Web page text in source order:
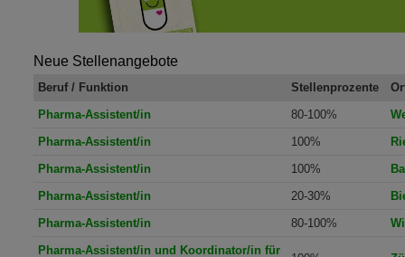
Neue Stellenangebote
Beruf / Funktion Stellenprozente
Pharma-Assistent/in
80-100%
Pharma-Assistent/in
100%
Pharma-Assistent/in
100%
Pharma-Assistent/in
20-30%
Pharma-Assistent/in
80-100%
Pharma-Assistent/in und Koordinator/in für